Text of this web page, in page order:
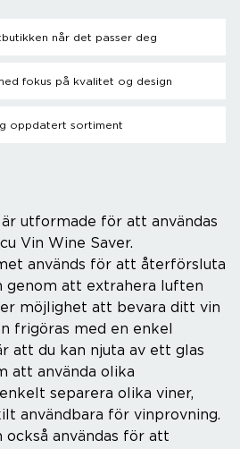
når det passer deg
fokus på kvalitet og design
oppdatert sortiment
utformade för att användas
Vin Wine Saver.
används för att återförsluta
genom att extrahera luften
möjlighet att bevara ditt vin
frigöras med en enkel
att du kan njuta av ett glas
att använda olika
separera olika viner,
användbara för vinprovning.
också användas för att